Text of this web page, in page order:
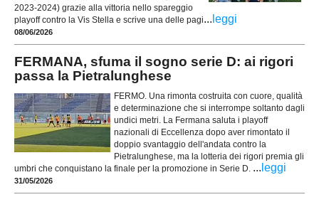
2023-2024) grazie alla vittoria nello spareggio
playoff contro la Vis Stella e scrive una delle pagi... leggi
08/06/2026
FERMANA, sfuma il sogno serie D: ai rigori
passa la Pietralunghese
FERMO. Una rimonta costruita con cuore, qualità
e determinazione che si interrompe soltanto dagli
undici metri. La Fermana saluta i playoff
nazionali di Eccellenza dopo aver rimontato il
doppio svantaggio dell'andata contro la
Pietralunghese, ma la lotteria dei rigori premia gli
umbri che conquistano la finale per la promozione in Serie D. ... leggi
31/05/2026